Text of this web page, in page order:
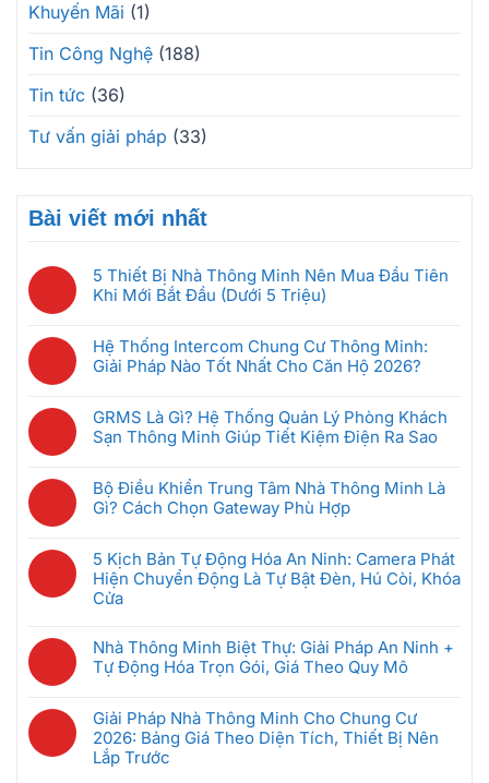
Khuyến Mãi (1)
Tin Công Nghệ (188)
Tin tức (36)
Tư vấn giải pháp (33)
Bài viết mới nhất
5 Thiết Bị Nhà Thông Minh Nên Mua Đầu Tiên
Khi Mới Bắt Đầu (Dưới 5 Triệu)
có
bình
luận
5
Thiết
Nhà
Thông
Minh
Mua
Đầu
Tiên
Bắt
Đầu
5
Triệu)
Hệ Thống Intercom Chung Cư Thông Minh:
Giải Pháp Nào Tốt Nhất Cho Căn Hộ 2026?
có
bình
luận
Hệ
Thống
Chung
Cư
Thông
Minh:
Pháp
Nào
Tốt
Cho
Căn
Hộ
GRMS Là Gì? Hệ Thống Quản Lý Phòng Khách
Sạn Thông Minh Giúp Tiết Kiệm Điện Ra Sao
có
bình
luận
GRMS
Là
Gì?
Thống
Quản
Lý
Khách
Sạn
Thông
Bộ Điều Khiển Trung Tâm Nhà Thông Minh Là
Gì? Cách Chọn Gateway Phù Hợp
có
bình
luận
ở
Điều
Khiển
Tâm
Nhà
Thông
Minh
5 Kịch Bản Tự Động Hóa An Ninh: Camera Phát
Hiện Chuyển Động Là Tự Bật Đèn, Hú Còi, Khóa
Cửa
có
bình
luận
5
Kịch
Bản
Nhà Thông Minh Biệt Thự: Giải Pháp An Ninh +
Tự Động Hóa Trọn Gói, Giá Theo Quy Mô
có
bình
luận
ở
Giải Pháp Nhà Thông Minh Cho Chung Cư
2026: Bảng Giá Theo Diện Tích, Thiết Bị Nên
Lắp Trước